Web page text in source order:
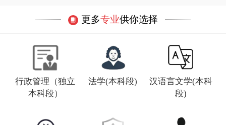
更多专业供你选择
行政管理（独立
本科段）
法学(本科段)
汉语言文学(本科
段)